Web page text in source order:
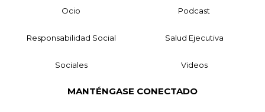
Ocio Podcast
Responsabilidad Social Salud Ejecutiva
Sociales Videos
MANTÉNGASE CONECTADO